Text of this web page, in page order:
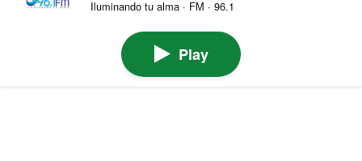
Iluminando tu alma · FM · 96.1
Play